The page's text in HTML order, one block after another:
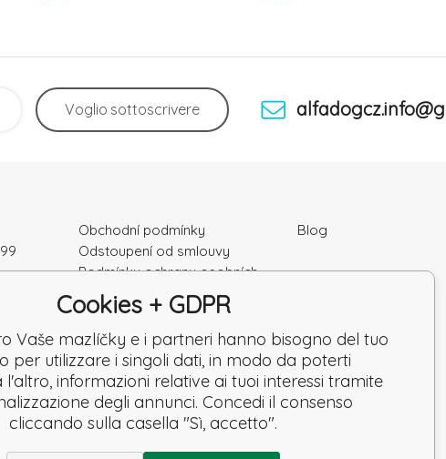
Voglio sottoscrivere
Obchodní podmínky
Odstoupení od smlouvy
Podmínky ochrany osobních
údajú
Kontakty
Záruka a Reklamace
Reklamační formulář
Denuncia
Revisione
Blog
Cookies + GDPR
Vaše mazlíčky e i partneri hanno bisogno del tuo
per utilizzare i singoli dati, in modo da poterti
informazioni relative ai tuoi interessi tramite
degli annunci. Concedi il consenso
cliccando sulla casella "Sì, accetto".